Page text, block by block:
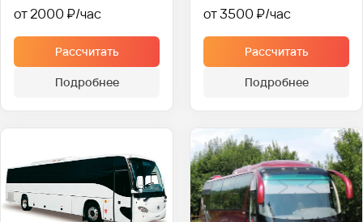
от 2000 ₽
Рассчитать
Подробнее
от 3500 ₽
Рассчитать
Подробнее